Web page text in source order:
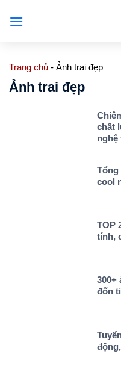
qua
Trang chủ - Ảnh trai đẹp
Ảnh trai đẹp
chất
nghệ
Tổng
cool
TOP
tính,
300+
đốn